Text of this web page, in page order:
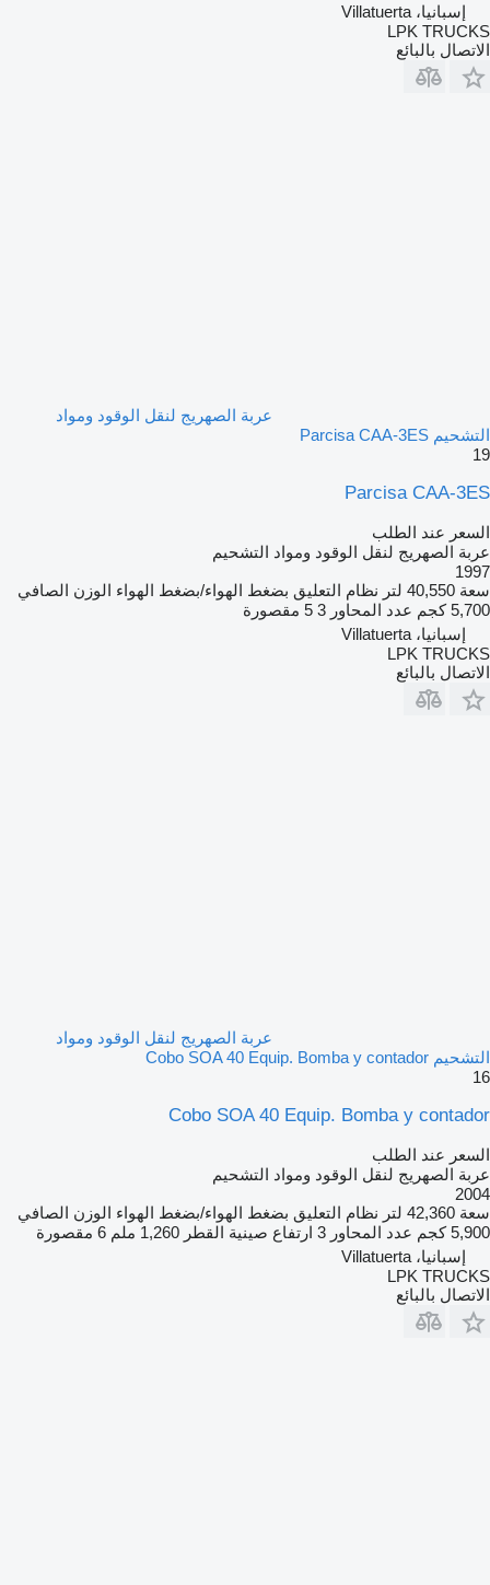
إسبانيا، Villatuerta
LPK TRUCKS
الاتصال بالبائع
عربة الصهريج لنقل الوقود ومواد
التشحيم Parcisa CAA-3ES
19
Parcisa CAA-3ES
السعر عند الطلب
عربة الصهريج لنقل الوقود ومواد التشحيم
1997
سعة 40,550 لتر نظام التعليق بضغط الهواء/بضغط الهواء الوزن الصافي
5,700 كجم
عدد المحاور 3 5 مقصورة
إسبانيا، Villatuerta
LPK TRUCKS
الاتصال بالبائع
عربة الصهريج لنقل الوقود ومواد
التشحيم Cobo SOA 40 Equip. Bomba y contador
16
Cobo SOA 40 Equip. Bomba y contador
السعر عند الطلب
عربة الصهريج لنقل الوقود ومواد التشحيم
2004
سعة 42,360 لتر نظام التعليق بضغط الهواء/بضغط الهواء الوزن الصافي
5,900 كجم
عدد المحاور 3 ارتفاع صينية القطر 1,260 ملم
6 مقصورة
إسبانيا، Villatuerta
LPK TRUCKS
الاتصال بالبائع